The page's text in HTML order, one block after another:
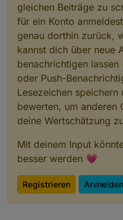
gleichen Beiträge zu
für ein Konto
genau dorthin zurück,
kannst dich über neue
benachrichtigen
oder Push-
Lesezeichen
bewerten, um anderen
deine Wertschätzung
Mit deinem Input
besser werden 💗
Registrieren Anmelden